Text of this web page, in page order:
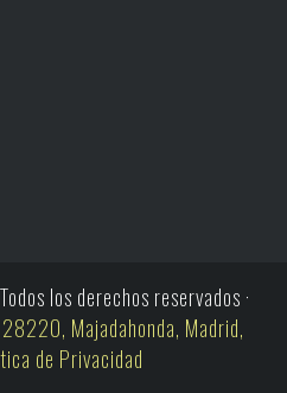
los derechos reservados ·
Majadahonda, Madrid,
de Privacidad